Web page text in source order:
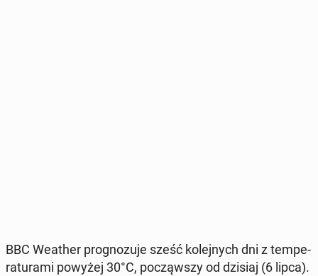
BBC Weather pro­gno­zu­je sześć ko­lej­nych dni z tem­pe­
ra­tu­ra­mi powyżej 30°C, po­cząw­szy od dzisiaj (6 lipca).